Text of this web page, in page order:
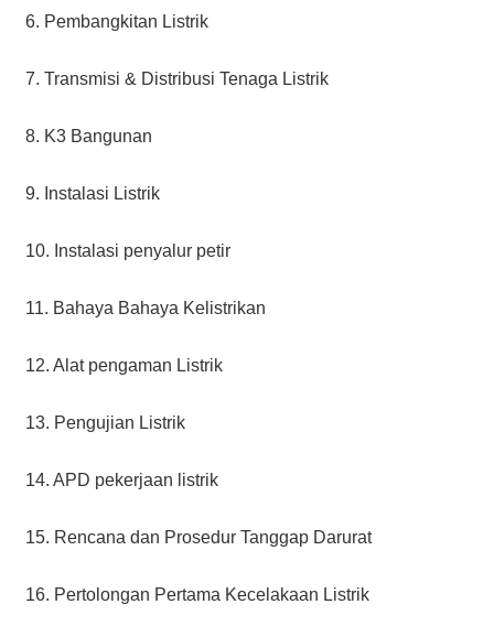
6. Pembangkitan Listrik
7. Transmisi & Distribusi Tenaga Listrik
8. K3 Bangunan
9. Instalasi Listrik
10. Instalasi penyalur petir
11. Bahaya Bahaya Kelistrikan
12. Alat pengaman Listrik
13. Pengujian Listrik
14. APD pekerjaan listrik
15. Rencana dan Prosedur Tanggap Darurat
16. Pertolongan Pertama Kecelakaan Listrik